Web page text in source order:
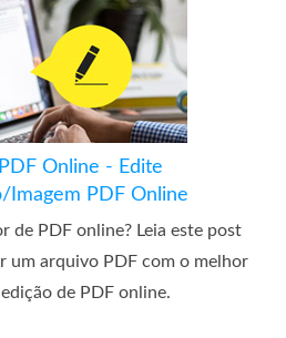
Online - Edite
Imagem PDF Online
de PDF online? Leia este post
um arquivo PDF com o melhor
de PDF online.